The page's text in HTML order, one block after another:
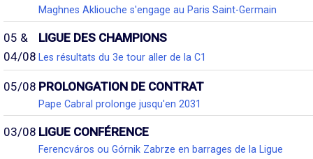
Maghnes Akliouche s'engage au Paris Saint-Germain
05 &
04/08
LIGUE DES CHAMPIONS
Les résultats du 3e tour aller de la C1
05/08 PROLONGATION DE CONTRAT
Pape Cabral prolonge jusqu'en 2031
03/08 LIGUE CONFÉRENCE
Ferencváros ou Górnik Zabrze en barrages de la Ligue